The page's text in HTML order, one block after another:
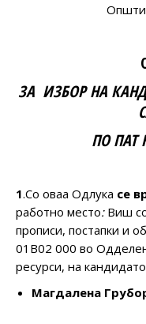
ЗА ИЗБОР НА
ПОПАТ
1.Со оваа Одлука се
работно место: Виш
прописи, постапки и
01В02 000 во
ресурси, на
Магдалена